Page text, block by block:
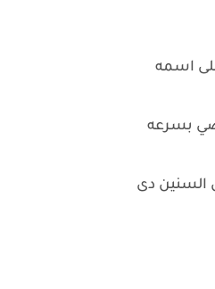
اسمه
بسرعه
السنين دى